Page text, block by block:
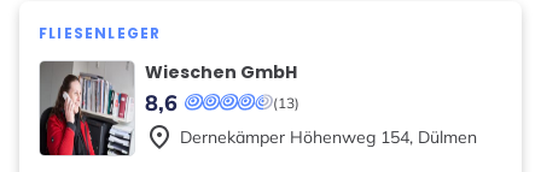
FLIESENLEGER
Wieschen GmbH
(13)
8,6
place Dernekämper Höhenweg 154, Dülmen